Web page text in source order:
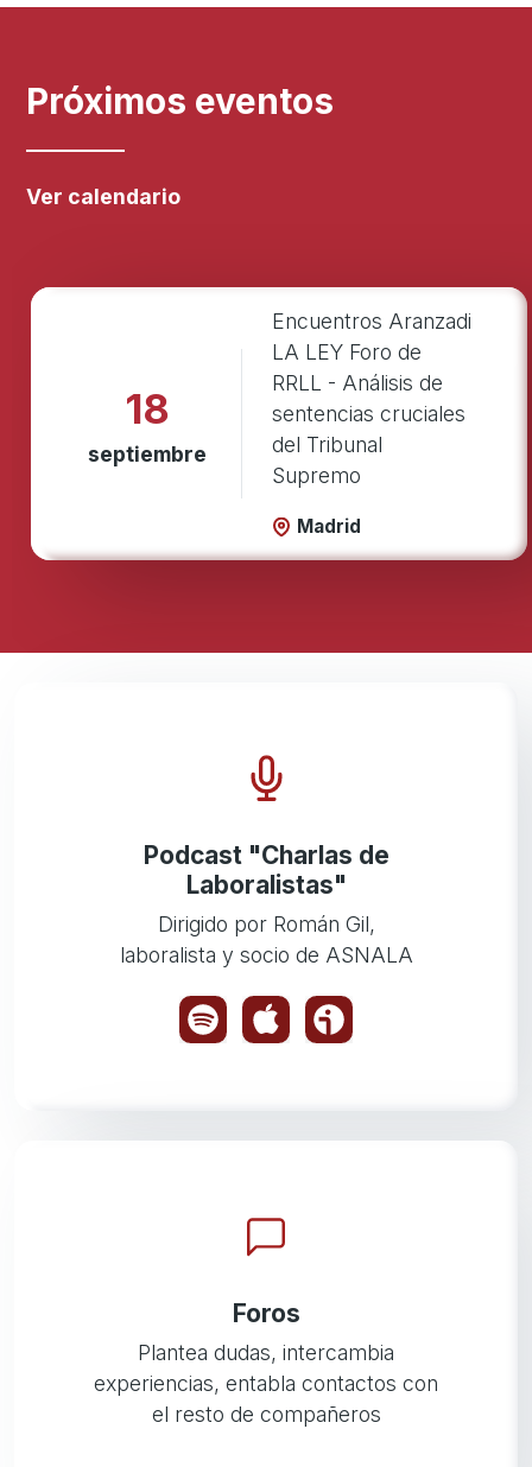
Próximos eventos
Ver calendario
18
septiembre
Encuentros Aranzadi
LA LEY Foro de
RRLL - Análisis de
sentencias cruciales
del Tribunal
Supremo
Madrid
Podcast "Charlas de
Laboralistas"
Dirigido por Román Gil,
laboralista y socio de ASNALA
Foros
Plantea dudas, intercambia
experiencias, entabla contactos con
el resto de compañeros